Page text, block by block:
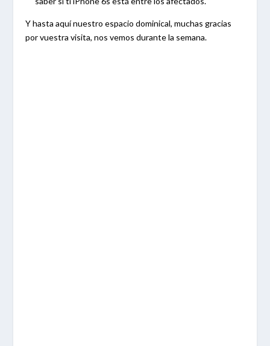
Y hasta aquí nuestro espacio dominical, muchas gracias
por vuestra visita, nos vemos durante la semana.